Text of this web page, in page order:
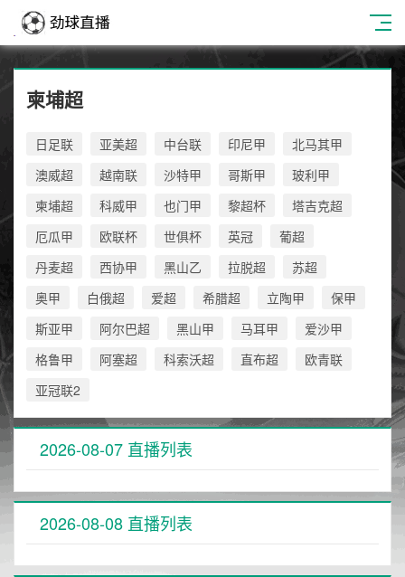
柬埔超
日足联 亚美超 中台联 印尼甲
北马其甲
澳威超
越南联 沙特甲 哥斯甲
玻利甲
柬埔超
科威甲 也门甲 黎超杯
塔吉克超
厄瓜甲
欧联杯 世俱杯 英冠
葡超
丹麦超
西协甲 黑山乙 拉脱超
苏超
奥甲
白俄超 爱超 希腊超 立陶甲
保甲
斯亚甲
阿尔巴超 黑山甲 马耳甲
爱沙甲
格鲁甲
阿塞超 科索沃超 直布超
欧青联
亚冠联2
2026-08-07 直播列表
2026-08-08 直播列表